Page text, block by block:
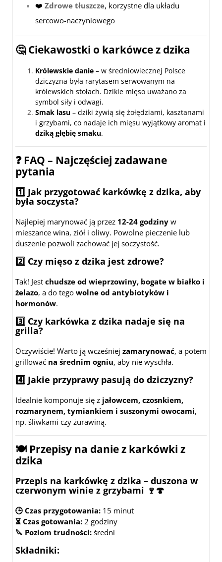
❤️ Zdrowe tłuszcze, korzystne dla układu
sercowo-naczyniowego
🤔 Ciekawostki o karkówce z dzika
Królewskie danie – w średniowiecznej Polsce
dziczyzna była rarytasem serwowanym na
królewskich stołach. Dzikie mięso uważano za
symbol siły i odwagi.
Smak lasu – dziki żywią się żołędziami, kasztanami
i grzybami, co nadaje ich mięsu wyjątkowy aromat i
dziką głębię smaku.
❓ FAQ – Najczęściej zadawane
pytania
1️⃣ Jak przygotować karkówkę z dzika, aby
była soczysta?
Najlepiej marynować ją przez 12-24 godziny w
mieszance wina, ziół i oliwy. Powolne pieczenie lub
duszenie pozwoli zachować jej soczystość.
2️⃣ Czy mięso z dzika jest zdrowe?
Tak! Jest chudsze od wieprzowiny, bogate w białko i
żelazo, a do tego wolne od antybiotyków i
hormonów.
3️⃣ Czy karkówka z dzika nadaje się na
grilla?
Oczywiście! Warto ją wcześniej zamarynować, a potem
grillować na średnim ogniu, aby nie wyschła.
4️⃣ Jakie przyprawy pasują do dziczyzny?
Idealnie komponuje się z jałowcem, czosnkiem,
rozmarynem, tymiankiem i suszonymi owocami,
np. śliwkami czy żurawiną.
🍽️ Przepisy na danie z karkówki z
dzika
Przepis na karkówkę z dzika – duszona w
czerwonym winie z grzybami 🍷🍄
🕒 Czas przygotowania: 15 minut
⏳ Czas gotowania: 2 godziny
🔪 Poziom trudności: średni
Składniki: